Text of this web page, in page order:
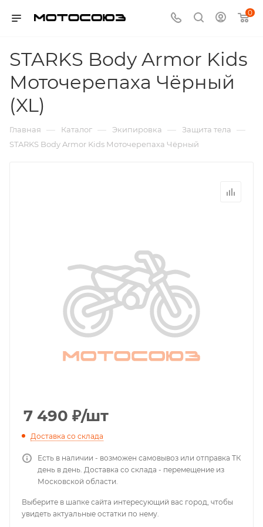
0
STARKS Body Armor Kids
Моточерепаха Чёрный
(XL)
Главная — Каталог — Экипировка — Защита тела —
STARKS Body Armor Kids Моточерепаха Чёрный
7 490 ₽/шт
Доставка со склада
Есть в наличии - возможен самовывоз или отправка ТК
день в день. Доставка со склада - перемещение из
Московской области.
Выберите в шапке сайта интересующий вас город, чтобы
увидеть актуальные остатки по нему.